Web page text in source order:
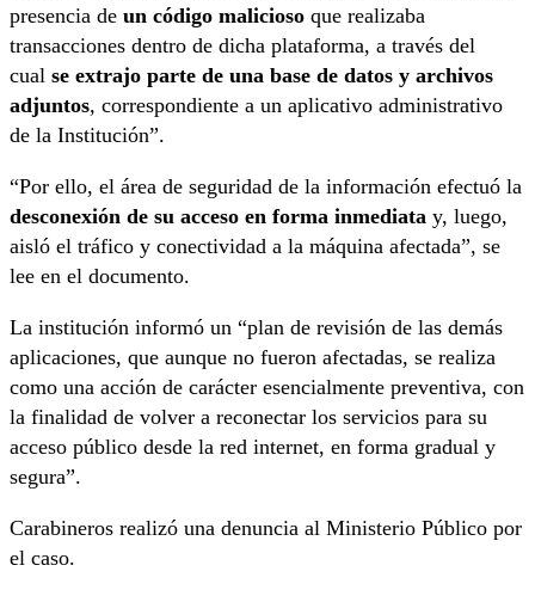
presencia de un código malicioso que realizaba
transacciones dentro de dicha plataforma, a través del
cual se extrajo parte de una base de datos y archivos
adjuntos, correspondiente a un aplicativo administrativo
de la Institución”.
“Por ello, el área de seguridad de la información efectuó la
desconexión de su acceso en forma inmediata y, luego,
aisló el tráfico y conectividad a la máquina afectada”, se
lee en el documento.
La institución informó un “plan de revisión de las demás
aplicaciones, que aunque no fueron afectadas, se realiza
como una acción de carácter esencialmente preventiva, con
la finalidad de volver a reconectar los servicios para su
acceso público desde la red internet, en forma gradual y
segura”.
Carabineros realizó una denuncia al Ministerio Público por
el caso.